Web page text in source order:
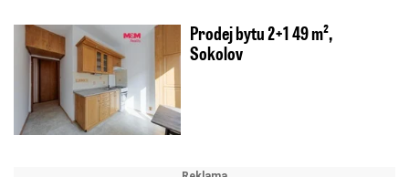
Prodej bytu 2+1 49 m²,
Sokolov